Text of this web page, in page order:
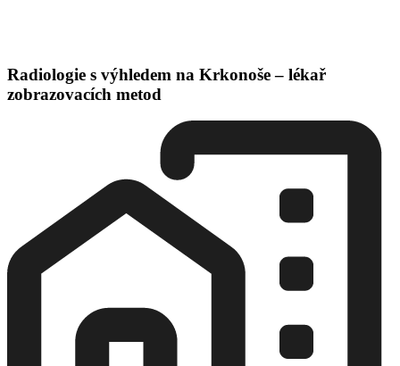
Radiologie s výhledem na Krkonoše – lékař
zobrazovacích metod